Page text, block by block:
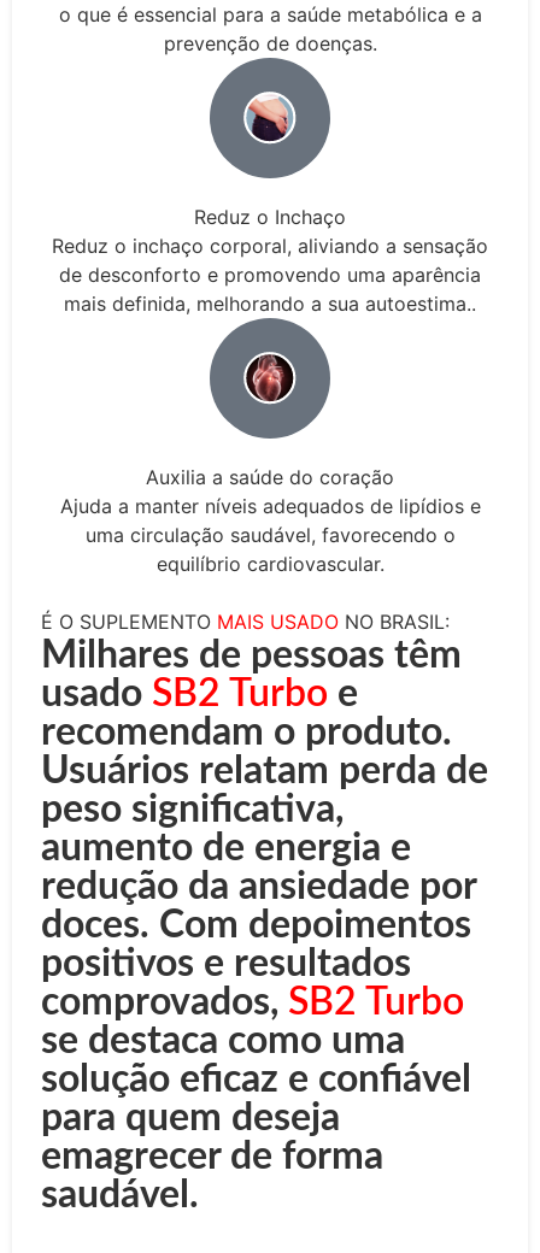
o que é essencial para a saúde metabólica e a
prevenção de doenças.
Reduz o Inchaço
Reduz o inchaço corporal, aliviando a sensação
de desconforto e promovendo uma aparência
mais definida, melhorando a sua autoestima..
Auxilia a saúde do coração
Ajuda a manter níveis adequados de lipídios e
uma circulação saudável, favorecendo o
equilíbrio cardiovascular.
É O SUPLEMENTO MAIS USADO NO BRASIL:
Milhares de pessoas têm
usado SB2 Turbo e
recomendam o produto.
Usuários relatam perda de
peso significativa,
aumento de energia e
redução da ansiedade por
doces. Com depoimentos
positivos e resultados
comprovados, SB2 Turbo
se destaca como uma
solução eficaz e confiável
para quem deseja
emagrecer de forma
saudável.